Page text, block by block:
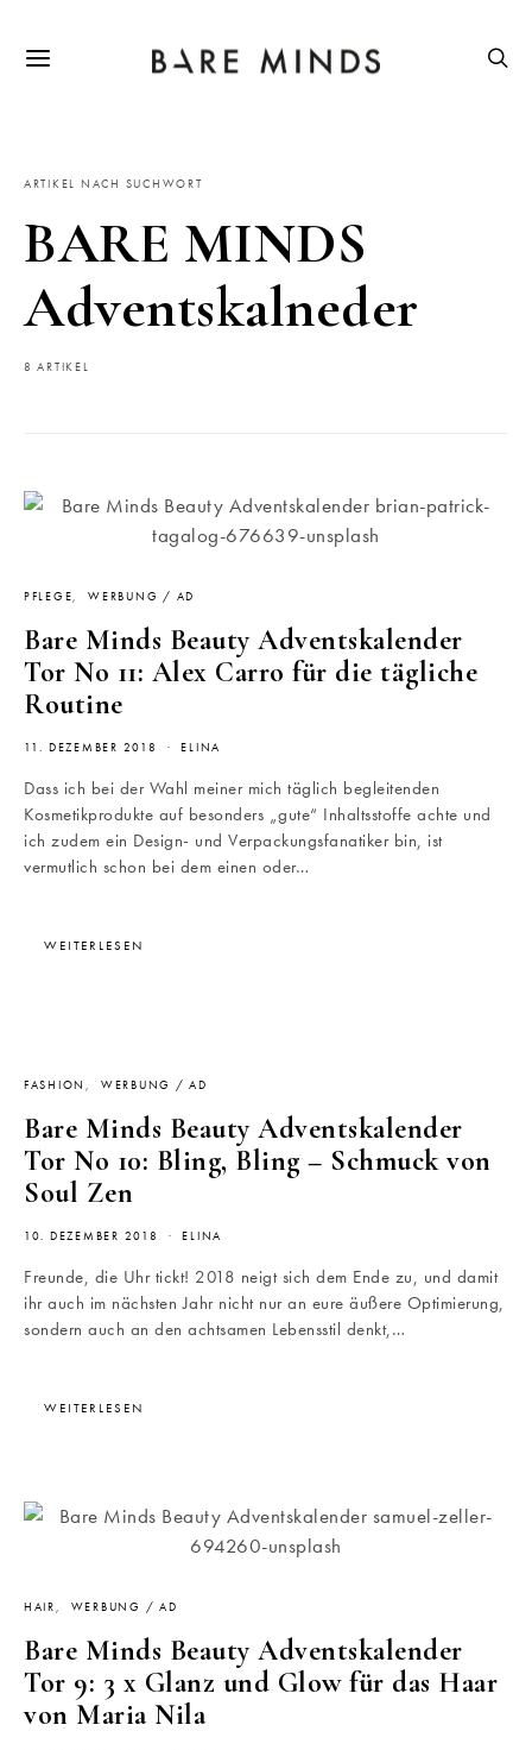
ARTIKEL NACH SUCHWORT
BARE MINDS
Adventskalneder
8 ARTIKEL
PFLEGE WERBUNG / AD
Bare Minds Beauty Adventskalender
Tor No 11: Alex Carro für die tägliche
Routine
11. DEZEMBER 2018 ELINA
Dass ich bei der Wahl meiner mich täglich begleitenden
Kosmetikprodukte auf besonders „gute“ Inhaltsstoffe achte und
ich zudem ein Design- und Verpackungsfanatiker bin, ist
vermutlich schon bei dem einen oder…
WEITERLESEN
FASHION WERBUNG / AD
Bare Minds Beauty Adventskalender
Tor No 10: Bling, Bling – Schmuck von
Soul Zen
10. DEZEMBER 2018 ELINA
Freunde, die Uhr tickt! 2018 neigt sich dem Ende zu, und damit
ihr auch im nächsten Jahr nicht nur an eure äußere Optimierung,
sondern auch an den achtsamen Lebensstil denkt,…
WEITERLESEN
HAIR WERBUNG / AD
Bare Minds Beauty Adventskalender
Tor 9: 3 x Glanz und Glow für das Haar
von Maria Nila